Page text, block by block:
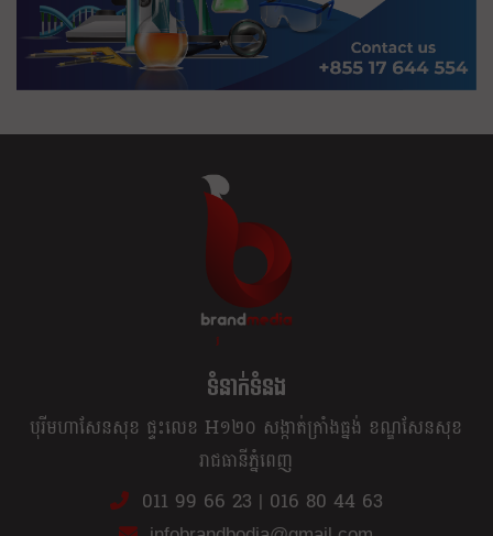
ទំនាក់ទំនង
បុរីមហាសែនសុខ ផ្ទះលេខ H១២០ សង្កាត់ក្រាំងធ្នង់ ខណ្ឌសែនសុខ
រាជធានីភ្នំពេញ
011 99 66 23 | 016 80 44 63